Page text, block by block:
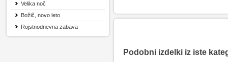
Velika noč
Božič, novo leto
Rojstnodnevna zabava
Podobni izdelki iz iste